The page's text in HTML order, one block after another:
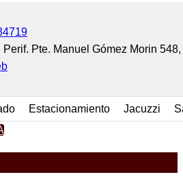
Perif. Pte. Manuel Gómez Morin
Estacionamiento Jacuzzi